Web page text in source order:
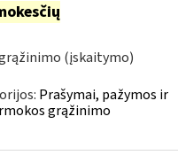
(įskaitymo)
Prašymai, pažymos ir
grąžinimo